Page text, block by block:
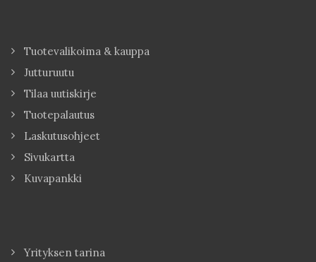
Tuotevalikoima & kauppa
Jutturuutu
Tilaa uutiskirje
Tuotepalautus
Laskutusohjeet
Sivukartta
Kuvapankki
Yrityksen tarina